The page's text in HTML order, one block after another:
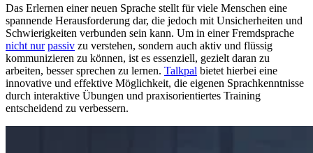
Das Erlernen einer neuen Sprache stellt für viele Menschen eine
spannende Herausforderung dar, die jedoch mit Unsicherheiten und
Schwierigkeiten verbunden sein kann. Um in einer Fremdsprache
nicht nur passiv zu verstehen, sondern auch aktiv und flüssig
kommunizieren zu können, ist es essenziell, gezielt daran zu
arbeiten, besser sprechen zu lernen. Talkpal bietet hierbei eine
innovative und effektive Möglichkeit, die eigenen Sprachkenntnisse
durch interaktive Übungen und praxisorientiertes Training
entscheidend zu verbessern.